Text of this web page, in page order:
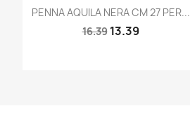
Quick view
PENNA AQUILA NERA CM 27 PER...
16.39 13.39